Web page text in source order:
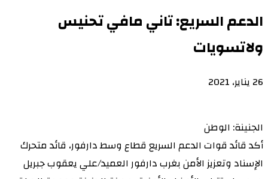
الدعم السريع: تاني مافي تحنيس
ولاتسويات
26 يناير، 2021
الجنينة: الوطن
أكد قائد قوات الدعم السريع قطاع وسط دارفور، قائد متحرك
الإسناد وتعزيز الأمن بغرب دارفور العميد/علي يعقوب جبريل